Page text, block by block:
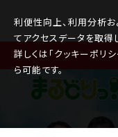
利便性向上、利用分析
てアクセスデータを取得
詳しくは「クッキーポリ
ら可能です。